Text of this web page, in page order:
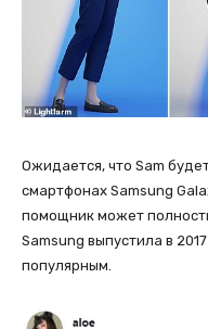
Ожидается, что Sam
смартфонах Samsung
помощник может
Samsung выпустила в
популярным.